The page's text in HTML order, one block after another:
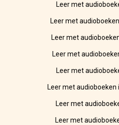
Leer met
Leer met
Leer met
Leer met
Leer met
Leer met audioboeken
Leer met
Leer met